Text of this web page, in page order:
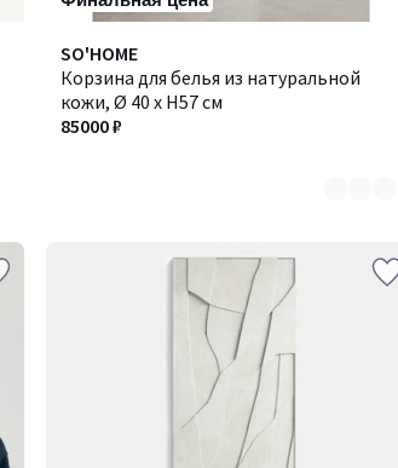
SO'HOME
Корзина для белья из натуральной
кожи, Ø 40 x H57 см
85000 ₽
Количество
цветов:
8